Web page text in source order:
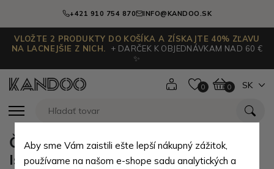
+421 910 754 870 INFO@KANDOO.SK
VLOŽTE 2 PRODUKTY DO KOŠÍKA A ZÍSKAJTE 40% ZĽAVU
NA LACNEJŠIE Z NICH.
+ DARČEK K OBJEDNÁVKAM NAD 60 €
✨
0 0 SK
Čierna pánska kožená peňaženka
Iseale
Aby sme Vám zaistili ešte lepší nákupný zážitok,
používame na našom e-shope sadu analytických a